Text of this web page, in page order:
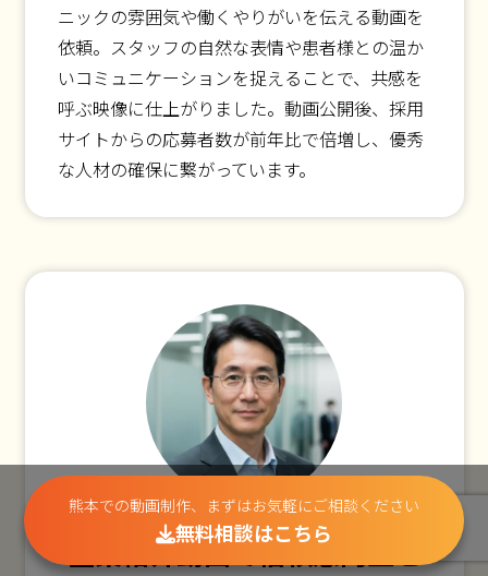
ニックの雰囲気や働くやりがいを伝える動画を
依頼。スタッフの自然な表情や患者様との温か
いコミュニケーションを捉えることで、共感を
呼ぶ映像に仕上がりました。動画公開後、採用
サイトからの応募者数が前年比で倍増し、優秀
な人材の確保に繋がっています。
企業紹介動画で信頼感向上と
熊本での動画制作、まずはお気軽にご相談ください
無料相談はこちら